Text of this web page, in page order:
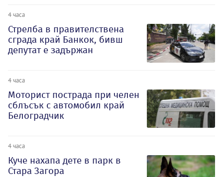
4 часа
Стрелба в правителствена
сграда край Банкок, бивш
депутат е задържан
4 часа
Моторист пострада при челен
сблъсък с автомобил край
Белоградчик
4 часа
Куче нахапа дете в парк в
Стара Загора